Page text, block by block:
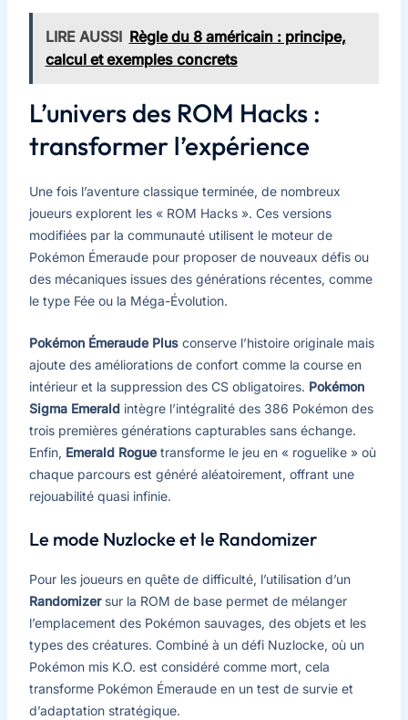
LIRE AUSSI Règle du 8 américain : principe,
calcul et exemples concrets
L’univers des ROM Hacks :
transformer l’expérience
Une fois l’aventure classique terminée, de nombreux
joueurs explorent les « ROM Hacks ». Ces versions
modifiées par la communauté utilisent le moteur de
Pokémon Émeraude pour proposer de nouveaux défis ou
des mécaniques issues des générations récentes, comme
le type Fée ou la Méga-Évolution.
Pokémon Émeraude Plusconserve l’histoire originale mais
ajoute des améliorations de confort comme la course en
intérieur et la suppression des CS obligatoires. Pokémon
Sigma Emeraldintègre l’intégralité des 386 Pokémon des
trois premières générations capturables sans échange.
Enfin, Emerald Roguetransforme le jeu en « roguelike » où
chaque parcours est généré aléatoirement, offrant une
rejouabilité quasi infinie.
Le mode Nuzlocke et le Randomizer
Pour les joueurs en quête de difficulté, l’utilisation d’un
Randomizersur la ROM de base permet de mélanger
l’emplacement des Pokémon sauvages, des objets et les
types des créatures. Combiné à un défi Nuzlocke, où un
Pokémon mis K.O. est considéré comme mort, cela
transforme Pokémon Émeraude en un test de survie et
d’adaptation stratégique.